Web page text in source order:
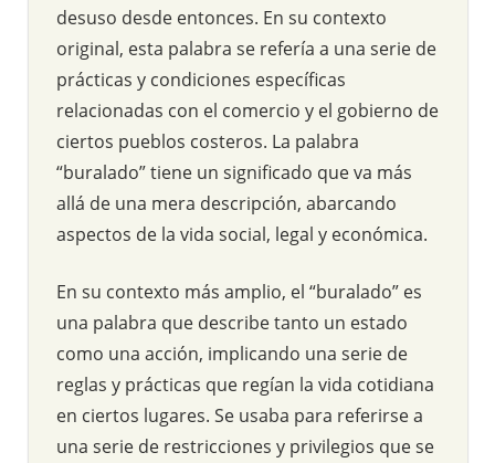
desuso desde entonces. En su contexto
original, esta palabra se refería a una serie de
prácticas y condiciones específicas
relacionadas con el comercio y el gobierno de
ciertos pueblos costeros. La palabra
“buralado” tiene un significado que va más
allá de una mera descripción, abarcando
aspectos de la vida social, legal y económica.
En su contexto más amplio, el “buralado” es
una palabra que describe tanto un estado
como una acción, implicando una serie de
reglas y prácticas que regían la vida cotidiana
en ciertos lugares. Se usaba para referirse a
una serie de restricciones y privilegios que se